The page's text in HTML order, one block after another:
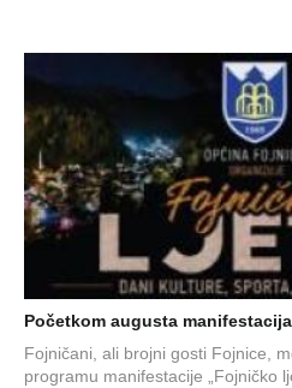
Početkom augusta
Fojničani, ali brojni gosti Fojnice,
programu manifestacije „Fojničko